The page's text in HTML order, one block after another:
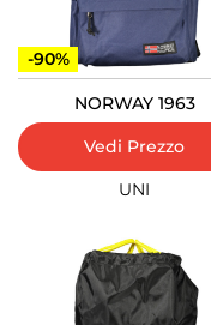
-90%
NORWAY 1963
Vedi Prezzo
UNI